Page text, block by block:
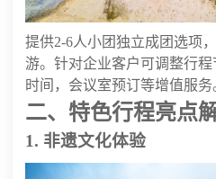
提供2-6人小团独立成团选项
游。针对企业客户可调整行
时间，会议室预订等增值服务
二、特色行程亮点
1. 非遗文化体验